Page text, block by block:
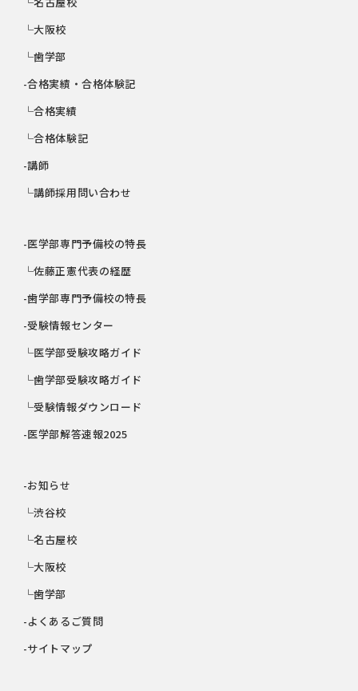
└大阪校
└歯学部
-合格実績・合格体験記
└合格実績
└合格体験記
-講師
└講師採用問い合わせ
-医学部専門予備校の特長
└佐藤正憲代表の経歴
-歯学部専門予備校の特長
-受験情報センター
└医学部受験攻略ガイド
└歯学部受験攻略ガイド
└受験情報ダウンロード
-医学部解答速報2025
-お知らせ
└渋谷校
└名古屋校
└大阪校
└歯学部
-よくあるご質問
-サイトマップ